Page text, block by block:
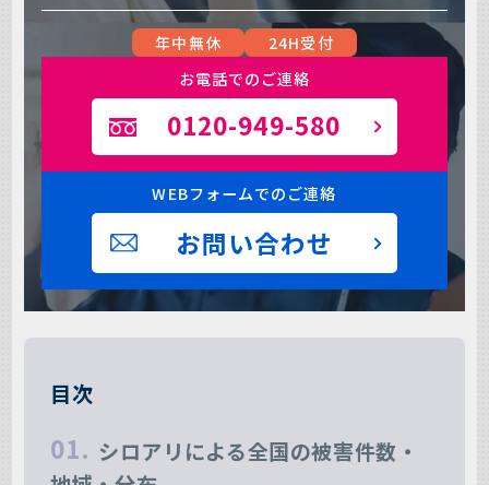
年中無休
24H受付
お電話でのご連絡
0120-949-580
WEBフォームでのご連絡
お問い合わせ
目次
シロアリによる全国の被害件数・